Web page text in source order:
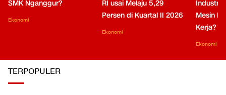
SMK Nganggur?
Ekonomi
RI usai Melaju 5,29
Persen di Kuartal II 2026
Ekonomi
Industri
Mesin
Kerja?
Ekonomi
TERPOPULER